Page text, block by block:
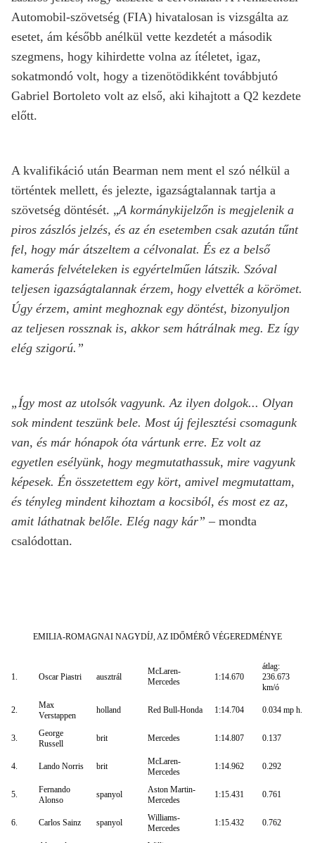
Automobil-szövetség (FIA) hivatalosan is vizsgálta az
esetet, ám később anélkül vette kezdetét a második
szegmens, hogy kihirdette volna az ítéletet, igaz,
sokatmondó volt, hogy a tizenötödikként továbbjutó
Gabriel Bortoleto volt az első, aki kihajtott a Q2 kezdete
előtt.
A kvalifikáció után Bearman nem ment el szó nélkül a
történtek mellett, és jelezte, igazságtalannak tartja a
szövetség döntését. „A kormánykijelzőn is megjelenik a
piros zászlós jelzés, és az én esetemben csak azután tűnt
fel, hogy már átszeltem a célvonalat. És ez a belső
kamerás felvételeken is egyértelműen látszik. Szóval
teljesen igazságtalannak érzem, hogy elvették a körömet.
Úgy érzem, amint meghoznak egy döntést, bizonyuljon
az teljesen rossznak is, akkor sem hátrálnak meg. Ez így
elég szigorú.”
„Így most az utolsók vagyunk. Az ilyen dolgok... Olyan
sok mindent teszünk bele. Most új fejlesztési csomagunk
van, és már hónapok óta vártunk erre. Ez volt az
egyetlen esélyünk, hogy megmutathassuk, mire vagyunk
képesek. Én összetettem egy kört, amivel megmutattam,
és tényleg mindent kihoztam a kocsiból, és most ez az,
amit láthatnak belőle. Elég nagy kár” – mondta
csalódottan.
EMILIA-ROMAGNAI NAGYDÍJ, AZ IDŐMÉRŐ VÉGEREDMÉNYE
1. Oscar Piastri ausztrál
McLaren-
Mercedes
1:14.670
átlag:
236.673
km/ó
2.
Max
Verstappen
holland Red Bull-Honda 1:14.704 0.034 mp h.
3.
George
Russell
brit Mercedes 1:14.807 0.137
4. Lando Norris brit
McLaren-
Mercedes
1:14.962 0.292
5.
Fernando
Alonso
spanyol
Aston Martin-
Mercedes
1:15.431 0.761
6. Carlos Sainz spanyol
Williams-
Mercedes
1:15.432 0.762